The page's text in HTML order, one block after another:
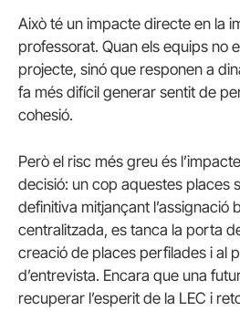
Això té un impacte directe en la
professorat. Quan els equips no
projecte, sinó que responen a
fa més difícil generar sentit de
cohesió.
Però el risc més greu és
decisió: un cop aquestes places
definitiva mitjançant l’assignació
centralitzada, es tanca la porta
creació de places perfilades i al
d’entrevista. Encara que una
recuperar l’esperit de la LEC i